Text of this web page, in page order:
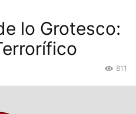
lo Grotesco:
811